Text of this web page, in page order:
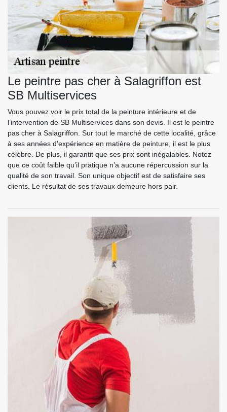
Le peintre pas cher à Salagriffon est
SB Multiservices
Vous pouvez voir le prix total de la peinture intérieure et de
l’intervention de SB Multiservices dans son devis. Il est le peintre
pas cher à Salagriffon. Sur tout le marché de cette localité, grâce
à ses années d'expérience en matière de peinture, il est le plus
célèbre. De plus, il garantit que ses prix sont inégalables. Notez
que ce coût faible qu’il pratique n’a aucune répercussion sur la
qualité de son travail. Son unique objectif est de satisfaire ses
clients. Le résultat de ses travaux demeure hors pair.